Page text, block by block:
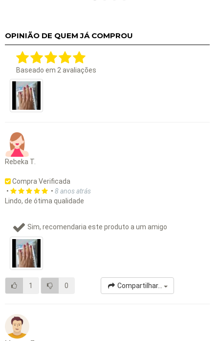
OPINIÃO DE QUEM JÁ COMPROU
Baseado em 2avaliações
Rebeka T.
Compra Verificada
•
• 8 anos atrás
Lindo, de ótima qualidade
Sim, recomendaria este produto a um amigo
1 0 Compartilhar...